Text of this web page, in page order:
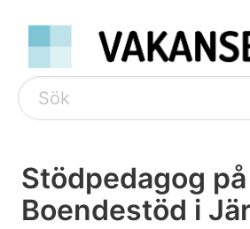
Stödpedagog på
Boendestöd i